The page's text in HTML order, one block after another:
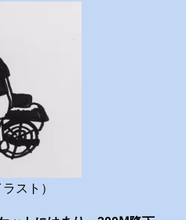
スト）